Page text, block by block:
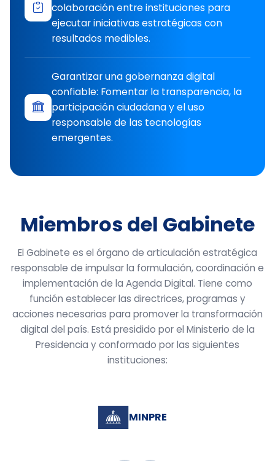
colaboración entre instituciones para
ejecutar iniciativas estratégicas con
resultados medibles.
Garantizar una gobernanza digital
confiable: Fomentar la transparencia, la
participación ciudadana y el uso
responsable de las tecnologías
emergentes.
Miembros del Gabinete
El Gabinete es el órgano de articulación estratégica
responsable de impulsar la formulación, coordinación e
implementación de la Agenda Digital. Tiene como
función establecer las directrices, programas y
acciones necesarias para promover la transformación
digital del país. Está presidido por el Ministerio de la
Presidencia y conformado por las siguientes
instituciones:
MINPRE